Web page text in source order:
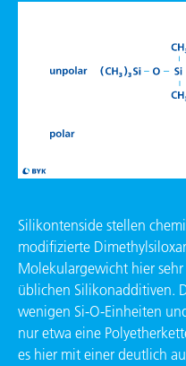
Silikontenside stellen
modifizierte
Molekulargewicht hier
üblichen Silikonadditiven.
wenigen Si-O-Einheiten
nur etwa eine
es hier mit einer deutlich